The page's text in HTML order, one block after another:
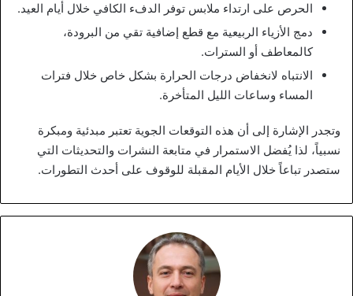
الحرص على ارتداء ملابس توفر الدفء الكافي خلال أيام العيد.
دمج الأزياء الربيعية مع قطع إضافية تقي من البرودة،
كالمعاطف أو السترات.
الانتباه لانخفاض درجات الحرارة بشكل خاص خلال فترات
المساء وساعات الليل المتأخرة.
وتجدر الإشارة إلى أن هذه التوقعات الجوية تعتبر مبدئية ومبكرة
نسبياً، لذا يُفضل الاستمرار في متابعة النشرات والتحديثات التي
ستصدر تباعاً خلال الأيام المقبلة للوقوف على أحدث التطورات.